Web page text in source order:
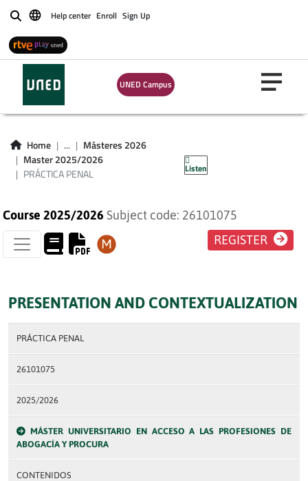
BuscarHelp center Enroll Sign Up
UNED Campus
Home ...
Másteres 2026
Master 2025/2026
PRÁCTICA PENAL
Listen
PRÁCTICA PENAL
Course 2025/2026 Subject code: 26101075
REGISTER
PRESENTATION AND CONTEXTUALIZATION
PRÁCTICA PENAL
26101075
2025/2026
MÁSTER UNIVERSITARIO EN ACCESO A LAS PROFESIONES DE
ABOGACÍA Y PROCURA
CONTENIDOS